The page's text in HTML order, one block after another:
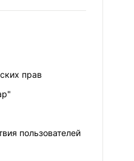
прав
пользователей